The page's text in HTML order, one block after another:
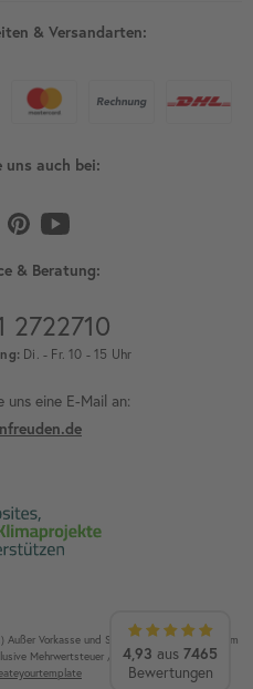
4,93 aus 7465
Bewertungen
& Versandarten:
uns auch bei:
& Beratung:
2722710
Di. - Fr. 10 - 15 Uhr
eine E-Mail an:
Vorkasse und Speditionsware. 2) Ab einem
Mehrwertsteuer / Alle Rechte vorbehalten.